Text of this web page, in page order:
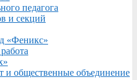
педагога
и секций
«Феникс»
и общественные объединение